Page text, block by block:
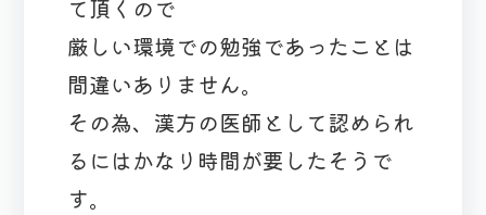
て頂くので
厳しい環境での勉強であったことは
間違いありません。
その為、漢方の医師として認められ
るにはかなり時間が要したそうで
す。